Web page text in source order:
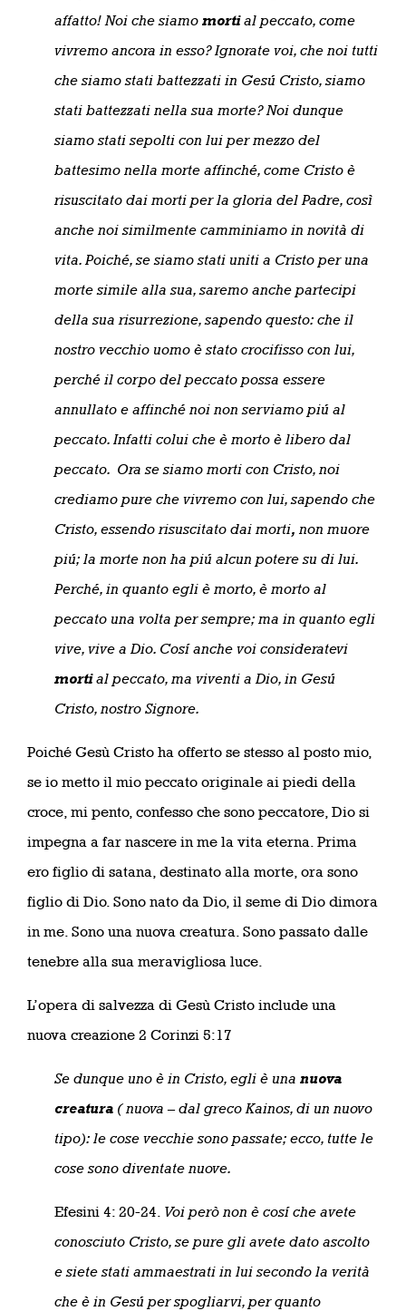
affatto! Noi che siamo mortial peccato, come
vivremo ancora in esso? Ignorate voi, che noi tutti
che siamo stati battezzati in Gesú Cristo, siamo
stati battezzati nella sua morte?Noi dunque
siamo stati sepolti con lui per mezzo del
battesimo nella morte affinché, come Cristo è
risuscitato dai morti per la gloria del Padre, così
anche noi similmente camminiamo in novità di
vita. Poiché, se siamo stati uniti a Cristo per una
morte simile alla sua, saremo anche partecipi
della sua risurrezione, sapendo questo: che il
nostro vecchio uomo è stato crocifisso con lui,
perché il corpo del peccato possa essere
annullato e affinché noi non serviamo piú al
peccato. Infatti colui che è morto è libero dal
peccato. Ora se siamo morti con Cristo, noi
crediamo pure che vivremo con lui, sapendo che
Cristo, essendo risuscitato dai morti, non muore
piú; la morte non ha piú alcun potere su di lui.
Perché, in quanto egli è morto, è morto al
peccato una volta per sempre; ma in quanto egli
vive, vive a Dio. Cosí anche voi consideratevi
mortial peccato, ma viventi a Dio, in Gesú
Cristo, nostro Signore.
Poiché Gesù Cristo ha offerto se stesso al posto mio,
se io metto il mio peccato originale ai piedi della
croce, mi pento, confesso che sono peccatore, Dio si
impegna a far nascere in me la vita eterna. Prima
ero figlio di satana, destinato alla morte, ora sono
figlio di Dio. Sono nato da Dio, il seme di Dio dimora
in me. Sono una nuova creatura. Sono passato dalle
tenebre alla sua meravigliosa luce.
L’opera di salvezza di Gesù Cristo include una
nuova creazione 2 Corinzi 5:17
Se dunque uno è in Cristo, egli è una nuova
creatura ( nuova – dal greco Kainos, di un nuovo
tipo): le cose vecchie sono passate; ecco, tutte le
cose sono diventate nuove.
Efesini 4: 20-24. Voi però non è cosí che avete
conosciuto Cristo, se pure gli avete dato ascolto
e siete stati ammaestrati in lui secondo la verità
che è in Gesú per spogliarvi, per quanto